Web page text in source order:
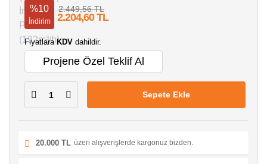
%10
İndirim
2.449,56 TL
2.204,60 TL
FiyatlaraKDV dahildir.
Projene Özel Teklif Al
Sepete Ekle
20.000 TL üzeri alışverişlerde kargonuz bizden.